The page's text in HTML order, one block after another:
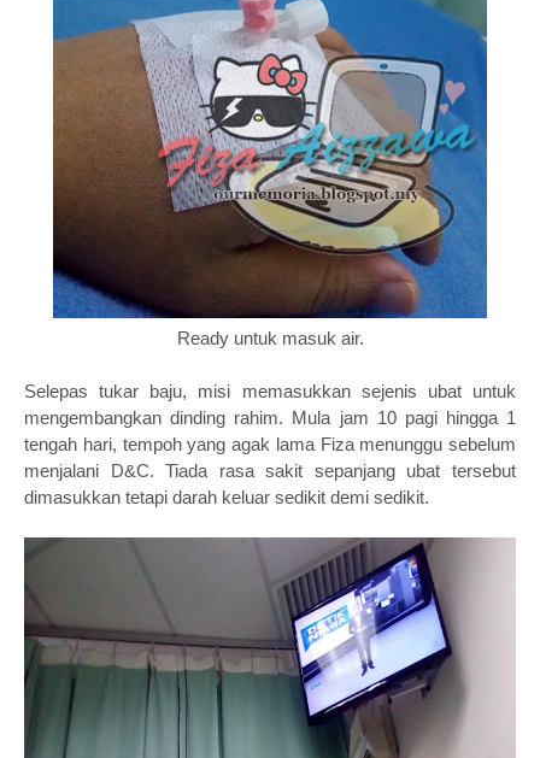
Ready untuk masuk air.
Selepas tukar baju, misi memasukkan sejenis ubat untuk
mengembangkan dinding rahim. Mula jam 10 pagi hingga 1
tengah hari, tempoh yang agak lama Fiza menunggu sebelum
menjalani D&C. Tiada rasa sakit sepanjang ubat tersebut
dimasukkan tetapi darah keluar sedikit demi sedikit.